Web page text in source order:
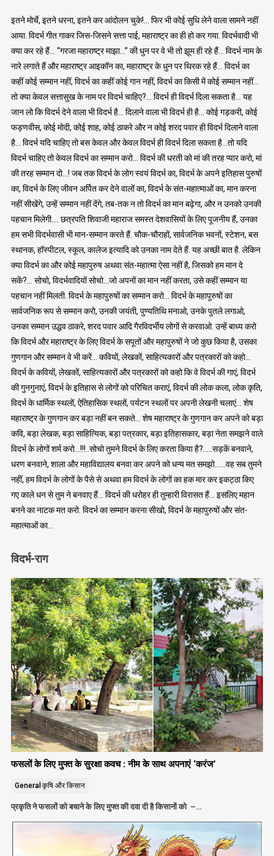
इतने मोर्चे, इतने धरना, इतने कर आंदोलन चुके!… फिर भी कोई सुधि लेने वाला सामने नहीं
आया. विदर्भ गीत गाकर जिस-जिसने सत्ता पाई, महाराष्ट्र का ही हो कर गया. विदर्भवादी भी
क्या कर रहे हैं… “गरजा महाराष्ट्र माझा…” की धुन पर वे भी तो झूम ही रहे हैं… विदर्भ नाम के
नारे लगाते हैं और महाराष्ट्र आइकॉन का, महाराष्ट्र के धुन पर थिरक रहे हैं… विदर्भ का
कहीं कोई सम्मान नहीं, विदर्भ का कहीं कोई गान नहीं, विदर्भ का किसी में कोई सम्मान नहीं…
तो क्या केवल सत्तासुख के नाम पर विदर्भ चाहिए?… विदर्भ ही विदर्भ दिला सकता है… यह
जान लो कि विदर्भ देने वाला भी विदर्भ है… दिलाने वाला भी विदर्भ ही है… कोई गड़करी, कोई
फड़णवीस, कोई मोदी, कोई शाह, कोई ठाकरे और न कोई शरद पवार ही विदर्भ दिलाने वाला
है… विदर्भ यदि चाहिए तो बस केवल और केवल विदर्भ ही विदर्भ दिला सकता है…तो यदि
विदर्भ चाहिए तो केवल विदर्भ का सम्मान करो… विदर्भ की धरती को मां की तरह प्यार करो, मां
की तरह सम्मान दो…! जब तक विदर्भ के लोग स्वयं विदर्भ का, विदर्भ के अपने इतिहास पुरुषों
का, विदर्भ के लिए जीवन अर्पित कर देने वालों का, विदर्भ के संत-महात्माओं का, मान करना
नहीं सीखेंगे, उन्हें सम्मान नहीं देंगे, तब-तक न तो विदर्भ का मान बढ़ेगा, और न उनको उनकी
पहचान मिलेगी…. छत्रपति शिवाजी महाराज समस्त देशवासियों के लिए पूजनीय हैं, उनका
हम सभी विदर्भवासी भी मान-सम्मान करते हैं. चौक-चौराहों, सार्वजनिक भवनों, स्टेशन, बस
स्थानक, हॉस्पीटल, स्कूल, कालेज इत्यादि को उनका नाम देते हैं. यह अच्छी बात है. लेकिन
क्या विदर्भ का और कोई महापुरुष अथवा संत-महात्मा ऐसा नहीं है, जिसको हम मान दे
सकें?… सोचो, विदर्भवादियों सोचो…जो अपनों का मान नहीं करता, उसे कहीं सम्मान या
पहचान नहीं मिलती. विदर्भ के महापुरुषों का सम्मान करो… विदर्भ के महापुरुषों का
सार्वजनिक रूप से सम्मान करो, उनकी जयंती, पुण्यतिथि मनाओ, उनके पुतले लगाओ,
उनका सम्मान उद्धव ठाकरे, शरद पवार आदि गैरविदर्भीय लोगों से करवाओ. उन्हें बाध्य करो
कि विदर्भ और महाराष्ट्र के लिए विदर्भ के सपूतों और महापुरुषों ने जो कुछ किया है, उसका
गुणगान और सम्मान वे भी करें… कवियों, लेखकों, साहित्यकारों और पत्रकारों को कहो…
विदर्भ के कवियों, लेखकों, साहित्यकारों और पत्रकारों को कहो कि वे विदर्भ की गाएं, विदर्भ
की गुनगुनाएं, विदर्भ के इतिहास से लोगों को परिचित कराएं, विदर्भ की लोक कला, लोक कृति,
विदर्भ के धार्मिक स्थलों, ऐतिहासिक स्थलों, पर्यटन स्थलों पर अपनी लेखनी चलाएं… शेष
महाराष्ट्र के गुणगान कर बड़ा नहीं बन सकते… शेष महाराष्ट्र के गुणगान कर अपने को बड़ा
कवि, बड़ा लेखक, बड़ा साहित्यिक, बड़ा पत्रकार, बड़ा इतिहासकार, बड़ा नेता समझने वाले
विदर्भ के लोगों शर्म करो…!!!..सोचो तुमने विदर्भ के लिए करता किया है?…..सड़कें बनवाने,
धरण बनवाने, शाला और महाविद्यालय बनवा कर अपने को धन्य मत समझो……वह सब तुमने
नहीं, हम विदर्भ के लोगों के पैसे से अथवा हम विदर्भ के लोगों का हक मार कर इकट्ठा किए
गए काले धन से तुम ने बनवाए हैं… विदर्भ की धरोहर ही तुम्हारी विरासत हैं… इसलिए महान
बनने का नाटक मत करो. विदर्भ का सम्मान करना सीखो, विदर्भ के महापुरुषों और संत-
महात्माओं का…
विदर्भ-राग
फसलों के लिए मुफ्त के सुरक्षा कवच : नीम के साथ अपनाएं ‘करंज’
General कृषि और किसान
प्रकृति ने फसलों को बचाने के लिए मुफ्त की दवा दी है किसानों को –…